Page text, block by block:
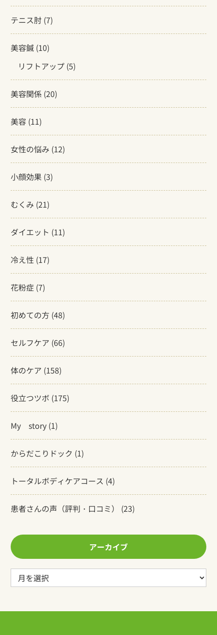
テニス肘 (7)
美容鍼 (10)
リフトアップ (5)
美容関係 (20)
美容 (11)
女性の悩み (12)
小顔効果 (3)
むくみ (21)
ダイエット (11)
冷え性 (17)
花粉症 (7)
初めての方 (48)
セルフケア (66)
体のケア (158)
役立つツボ (175)
My story (1)
からだこりドック (1)
トータルボディケアコース (4)
患者さんの声（評判・口コミ） (23)
アーカイブ
ー